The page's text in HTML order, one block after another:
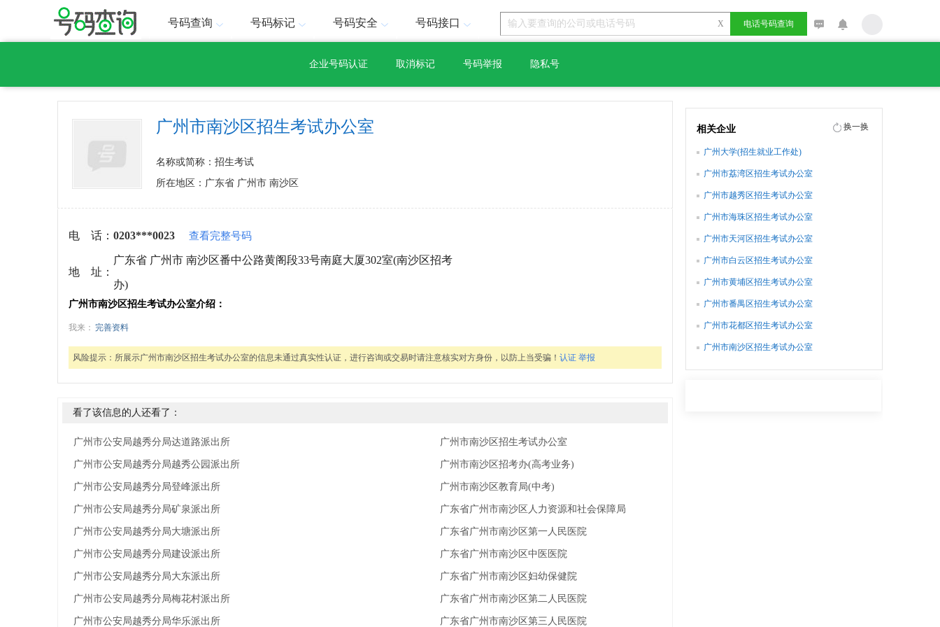
号码查询 号码标记 号码安全 号码接口 X 电话号码查询
企业号码认证 取消标记 号码举报 隐私号
广州市南沙区招生考试办公室
名称或简称：招生考试
所在地区：广东省 广州市 南沙区
电 话： 0203***0023 查看完整号码
地 址：
广东省 广州市 南沙区番中公路黄阁段33号南庭大厦302室(南沙区招考
办)
广州市南沙区招生考试办公室介绍：
我来： 完善资料
风险提示： 所展示广州市南沙区招生考试办公室的信息未通过真实性认证，进行咨询或交易时请注意核实对方身份，以防上当受骗！ 认证 举报
看了该信息的人还看了：
广州市公安局越秀分局达道路派出所
广州市公安局越秀分局越秀公园派出所
广州市公安局越秀分局登峰派出所
广州市公安局越秀分局矿泉派出所
广州市公安局越秀分局大塘派出所
广州市公安局越秀分局建设派出所
广州市公安局越秀分局大东派出所
广州市公安局越秀分局梅花村派出所
广州市公安局越秀分局华乐派出所
广州市南沙区招生考试办公室
广州市南沙区招考办(高考业务)
广州市南沙区教育局(中考)
广东省广州市南沙区人力资源和社会保障局
广东省广州市南沙区第一人民医院
广东省广州市南沙区中医医院
广东省广州市南沙区妇幼保健院
广东省广州市南沙区第二人民医院
广东省广州市南沙区第三人民医院
相关企业 换一换
广州大学(招生就业工作处)
广州市荔湾区招生考试办公室
广州市越秀区招生考试办公室
广州市海珠区招生考试办公室
广州市天河区招生考试办公室
广州市白云区招生考试办公室
广州市黄埔区招生考试办公室
广州市番禺区招生考试办公室
广州市花都区招生考试办公室
广州市南沙区招生考试办公室